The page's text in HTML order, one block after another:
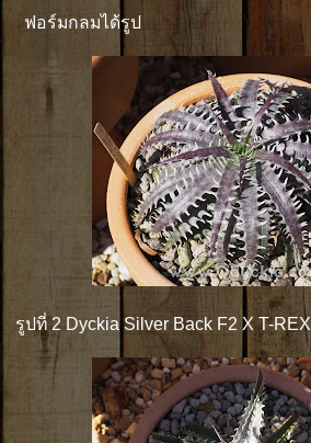
ฟอร์มกลมได้รูป
รูปที่ 2 Dyckia Silver Back F2 X T-REX